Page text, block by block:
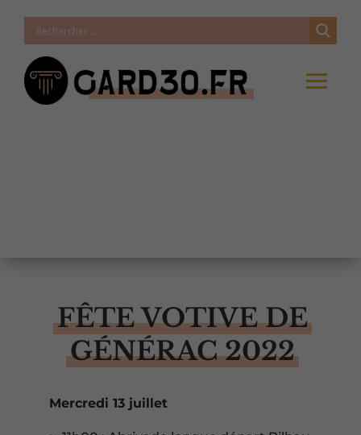
FÊTE VOTIVE DE
GÉNÉRAC 2022
Mercredi 13 juillet